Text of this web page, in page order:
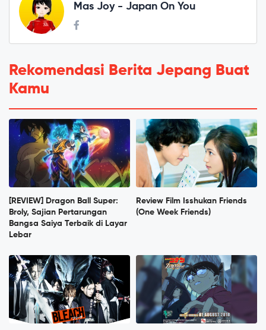
Mas Joy - Japan On You
Rekomendasi Berita Jepang Buat
Kamu
[REVIEW] Dragon Ball Super:
Broly, Sajian Pertarungan
Bangsa Saiya Terbaik di Layar
Lebar
Review Film Isshukan Friends
(One Week Friends)